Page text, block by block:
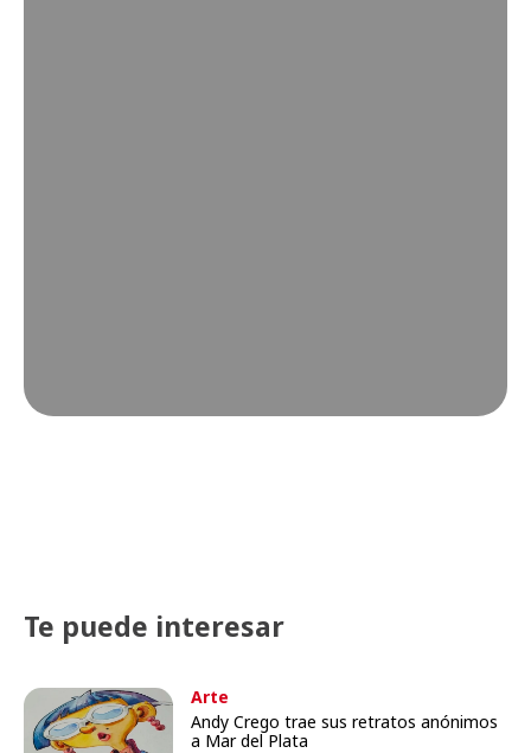
Te puede interesar
Arte
Andy Crego trae sus retratos anónimos
a Mar del Plata